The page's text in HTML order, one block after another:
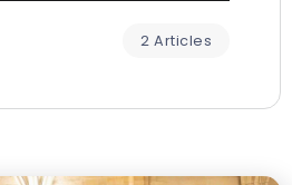
2 Articles